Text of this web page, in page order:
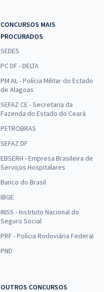
CONCURSOS MAIS
PROCURADOS
SEDES
PC DF - DELTA
PM AL - Polícia Militar do Estado
de Alagoas
SEFAZ CE - Secretaria da
Fazenda do Estado do Ceará
PETROBRAS
SEFAZ DF
EBSERH - Empresa Brasileira de
Serviços Hospitalares
Banco do Brasil
IBGE
INSS - Instituto Nacional do
Seguro Social
PRF - Polícia Rodoviária Federal
PND
OUTROS CONCURSOS